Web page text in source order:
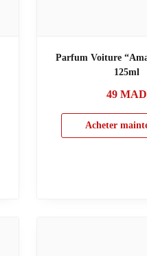
Parfum Voiture
125ml
49MAD
Acheter